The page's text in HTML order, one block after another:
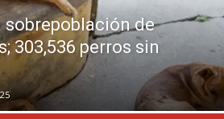
de
303,536 perros sin